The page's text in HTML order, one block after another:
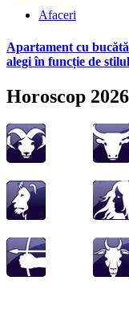
Afaceri
Apartament cu
alegi în funcție de
Horoscop 2026